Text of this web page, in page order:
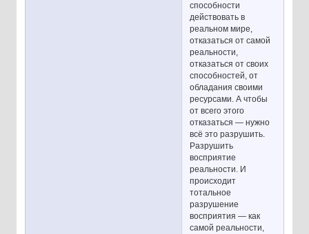
способности
действовать в
реальном мире,
отказаться от самой
реальности,
отказаться от своих
способностей, от
обладания своими
ресурсами. А чтобы
от всего этого
отказаться — нужно
всё это разрушить.
Разрушить
восприятие
реальности. И
происходит
тотальное
разрушение
восприятия — как
самой реальности,